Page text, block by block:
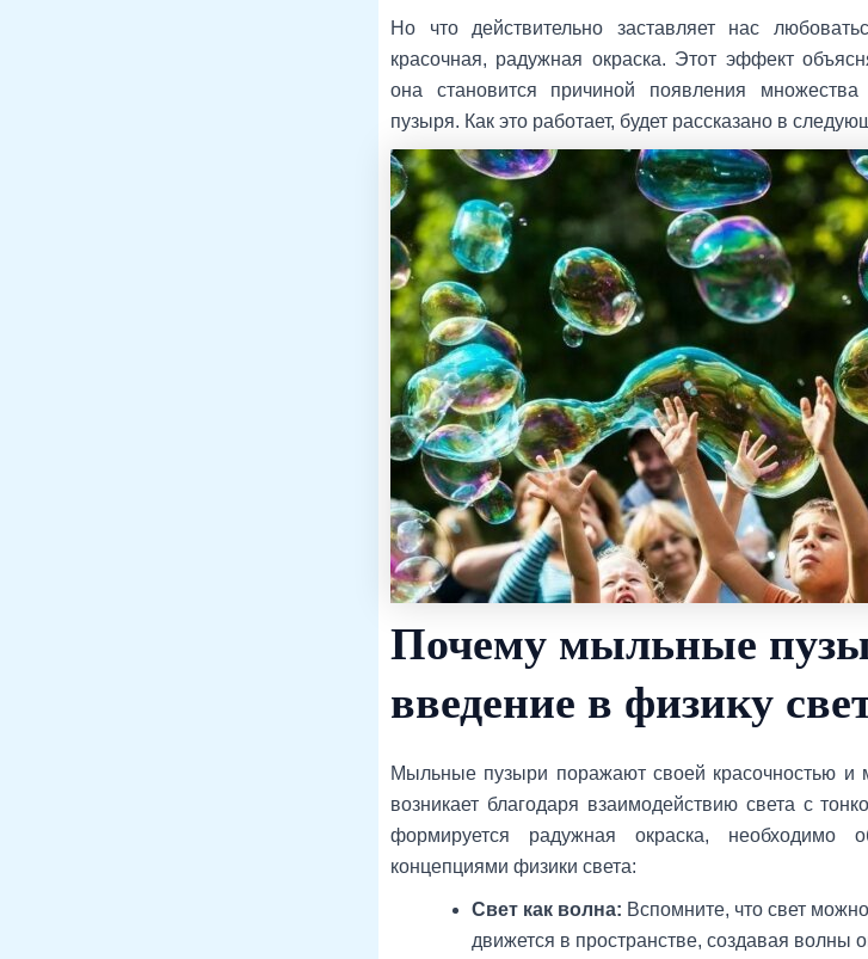
Но что действительно заставляет нас
красочная, радужная окраска. Этот эффект
она становится причиной появления
пузыря. Как это работает, будет рассказано в
Почему мыльные
введение в физику
Мыльные пузыри поражают своей красочностью и
возникает благодаря взаимодействию света с
формируется радужная окраска, необходимо
концепциями физики света:
Свет как волна: Вспомните, что свет
движется в пространстве, создавая